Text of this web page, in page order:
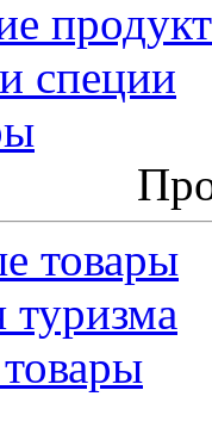
специи
товары
туризма